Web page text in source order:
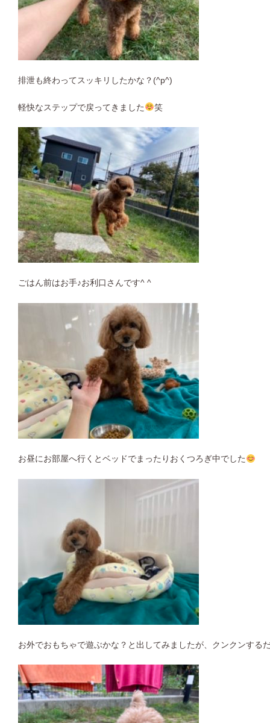
排泄も終わってスッキリしたかな？(^p^)
軽快なステップで戻ってきました 笑
ごはん前はお手♪お利口さんです^ ^
お昼にお部屋へ行くとベッドでまったりおくつろぎ中でした
お外でおもちゃで遊ぶかな？と出してみましたが、クンクンする